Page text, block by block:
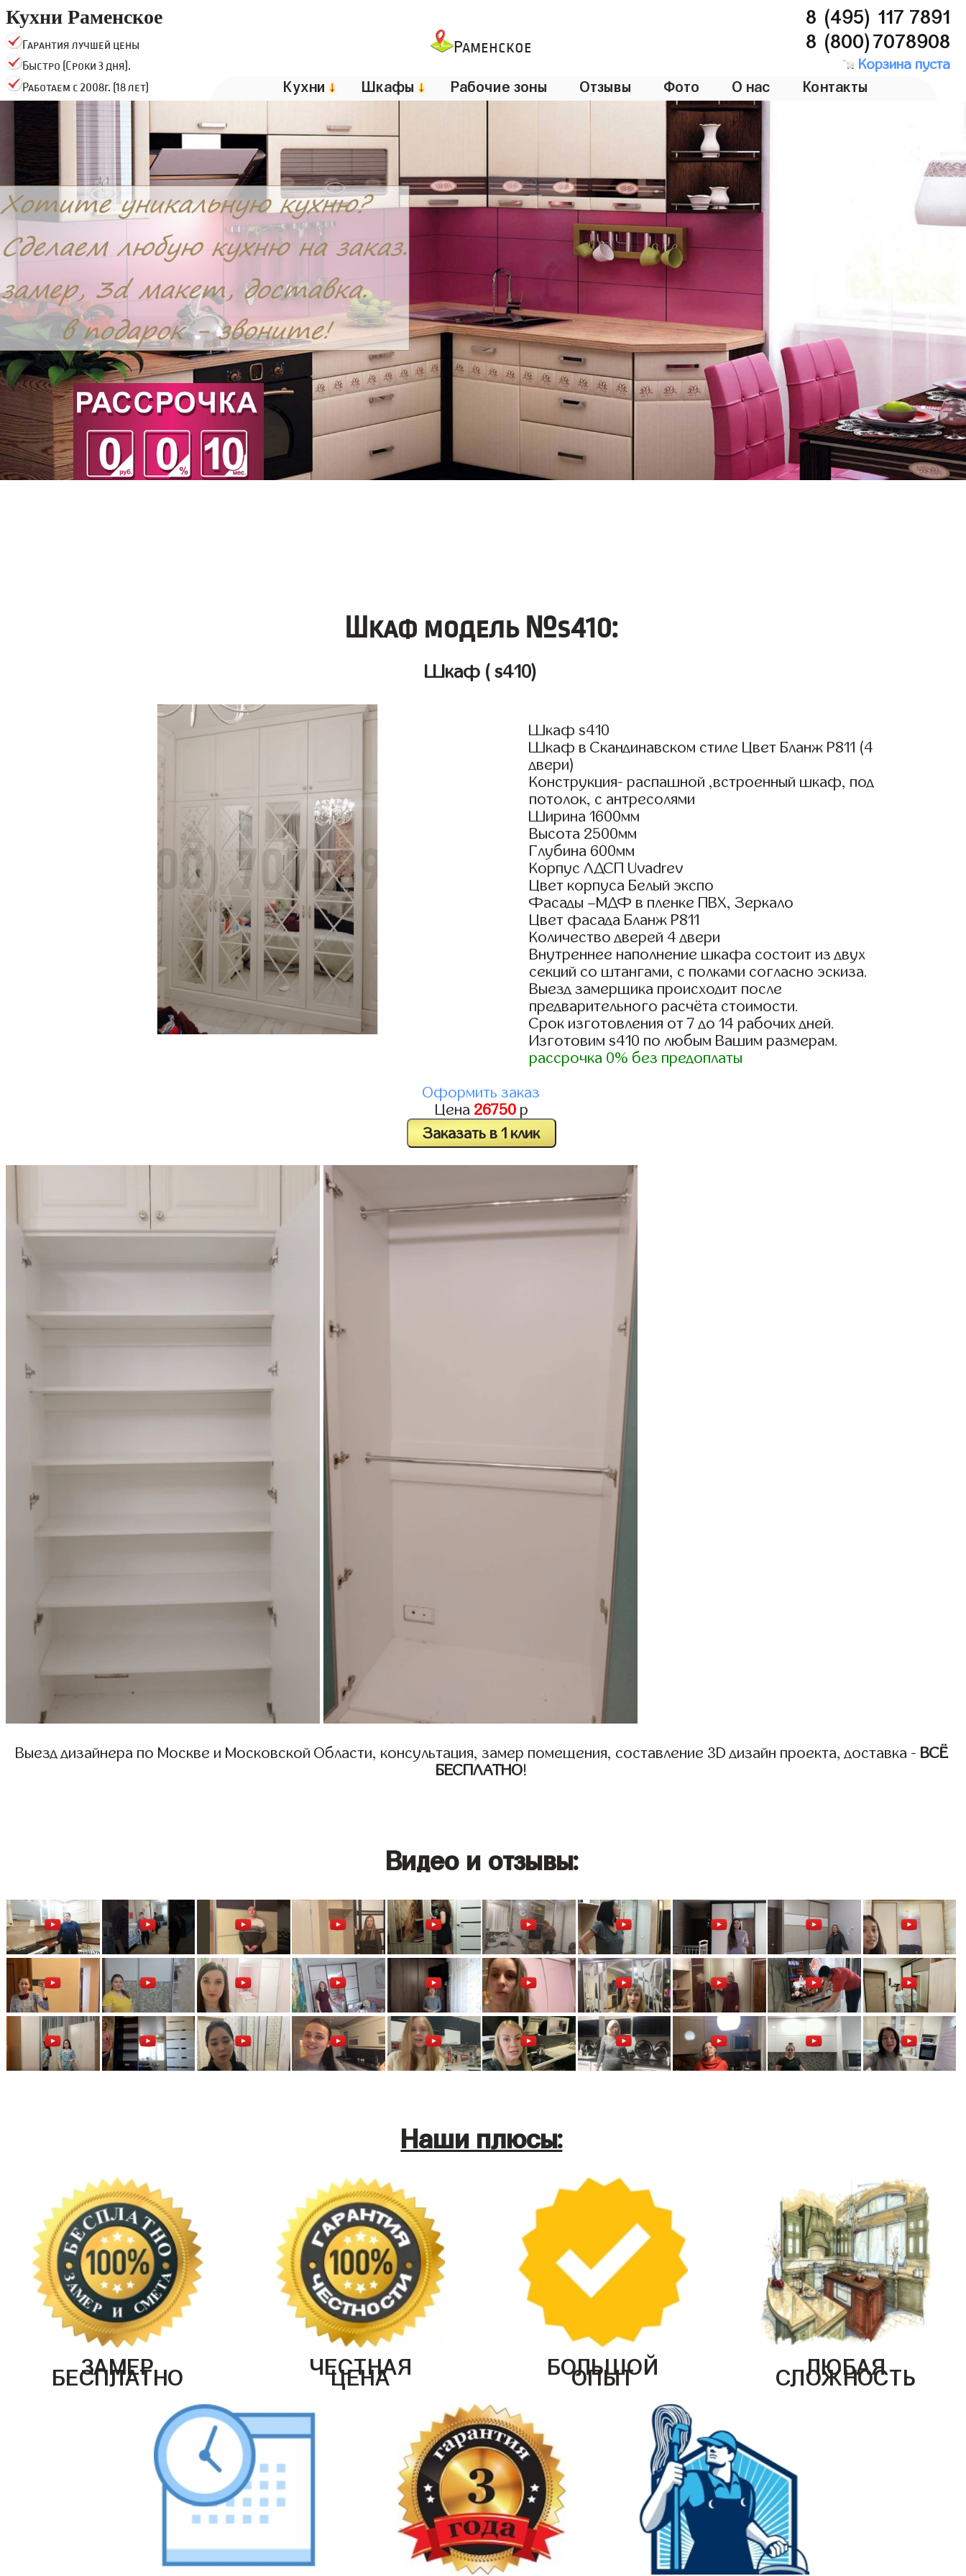
Кухни Раменское
Гарантия лучшей цены
Быстро (Сроки 3 дня).
Работаем с 2008г. (18 лет)
Раменское
8 (495) 117 7891
8 (800)7078908
Корзина пуста
Кухни ↓ Шкафы ↓ Рабочие зоны Отзывы Фото О нас Контакты
Шкаф модель №s410:
Шкаф ( s410)
Шкаф s410
Шкаф в Скандинавском стиле Цвет Бланж Р811 (4
двери)
Конструкция- распашной ,встроенный шкаф, под
потолок, с антресолями
Ширина 1600мм
Высота 2500мм
Глубина 600мм
Корпус ЛДСП Uvadrev
Цвет корпуса Белый экспо
Фасады –МДФ в пленке ПВХ, Зеркало
Цвет фасада Бланж Р811
Количество дверей 4 двери
Внутреннее наполнение шкафа состоит из двух
секций со штангами, с полками согласно эскиза.
Выезд замерщика происходит после
предварительного расчёта стоимости.
Срок изготовления от 7 до 14 рабочих дней.
Изготовим s410 по любым Вашим размерам.
рассрочка 0% без предоплаты
Оформить заказ
Цена 26750р
Заказать в 1 клик
Выезд дизайнера по Москве и Московской Области, консультация, замер помещения, составление 3D дизайн проекта, доставка - ВСЁ
БЕСПЛАТНО!
Видео и отзывы:
Наши плюсы:
ЗАМЕР
БЕСПЛАТНО ЧЕСТНАЯ
ЦЕНА БОЛЬШОЙ
ОПЫТ ЛЮБАЯ
СЛОЖНОСТЬ